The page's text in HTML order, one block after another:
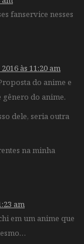
fanservice nesses
às 11:20 am
do anime e
gênero do anime.
dele, seria outra
na minha
am
em um anime que